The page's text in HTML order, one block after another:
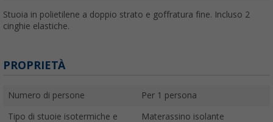
Stuoia in polietilene a doppio strato e goffratura fine. Incluso 2
cinghie elastiche.
PROPRIETÀ
Numero di persone Per 1 persona
Tipo di stuoie isotermiche e
Materassino isolante